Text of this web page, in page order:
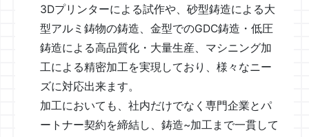
3Dプリンターによる試作や、砂型鋳造による大
型アルミ鋳物の鋳造、金型でのGDC鋳造・低圧
鋳造による高品質化・大量生産、マシニング加
工による精密加工を実現しており、様々なニー
ズに対応出来ます。
加工においても、社内だけでなく専門企業とパ
ートナー契約を締結し、鋳造~加工まで一貫して